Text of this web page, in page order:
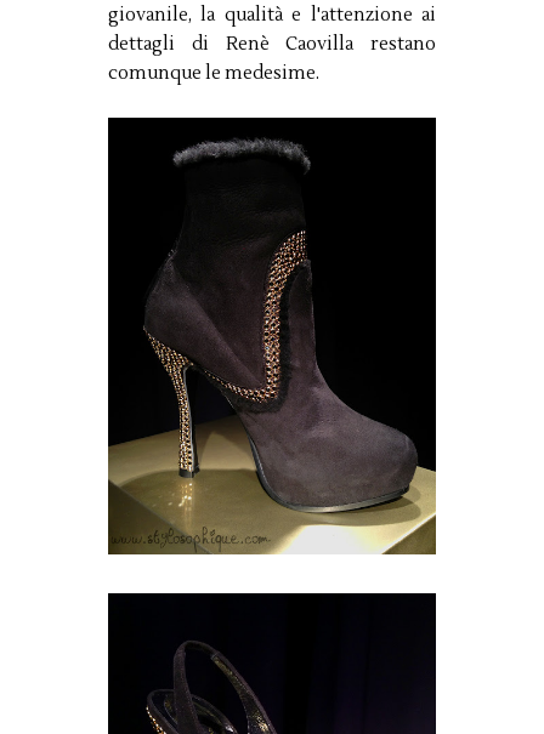
giovanile, la qualità e l'attenzione ai
dettagli di Renè Caovilla restano
comunque le medesime.